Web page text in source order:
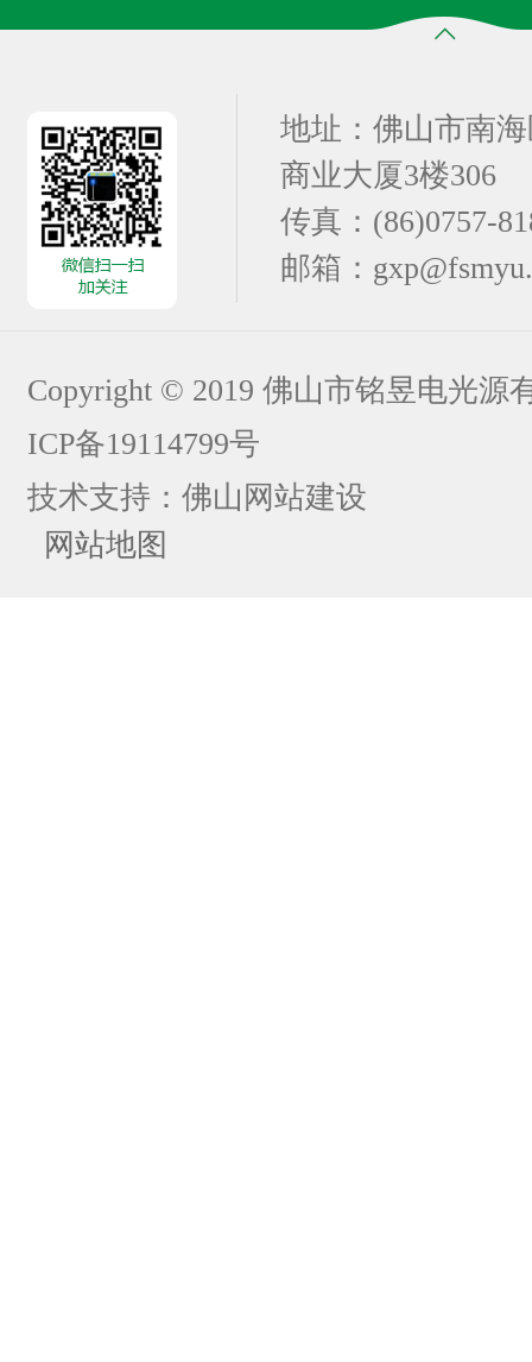
地址：佛山市南
商业大厦3楼306
传真：(86)0757-
邮箱：
Copyright © 2019 佛山市铭昱电光源
ICP备19114799号
技术支持： 佛山网站建设
网站地图